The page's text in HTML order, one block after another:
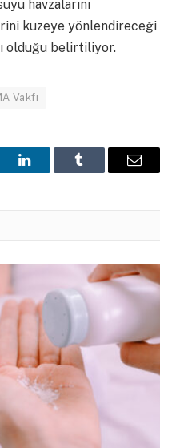
havzalarını
kuzeye yönlendireceği
olduğu belirtiliyor.
Vakfı
LinkedInTumblr Email